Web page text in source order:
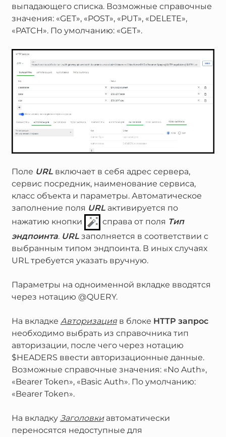
выпадающего списка. Возможные справочные
значения: «GET», «POST», «PUT», «DELETE»,
«PATCH». По умолчанию: «GET».
Поле URLвключает в себя адрес сервера,
сервис посредник, наименование сервиса,
класс объекта и параметры. Автоматическое
заполнение поля URLактивируется по
нажатию кнопки
справа от поля Тип
эндпоинта. URLзаполняется в соответствии с
выбранным типом эндпоинта. В иных случаях
URL требуется указать вручную.
Параметры на одноименной вкладке вводятся
через нотацию @QUERY.
На вкладке Авторизацияв блоке HTTP запрос
необходимо выбрать из справочника тип
авторизации, после чего через нотацию
$HEADERS ввести авторизационные данные.
Возможные справочные значения: «No Auth»,
«Bearer Token», «Basic Auth». По умолчанию:
«Bearer Token».
На вкладку Заголовкиавтоматически
переносятся недоступные для